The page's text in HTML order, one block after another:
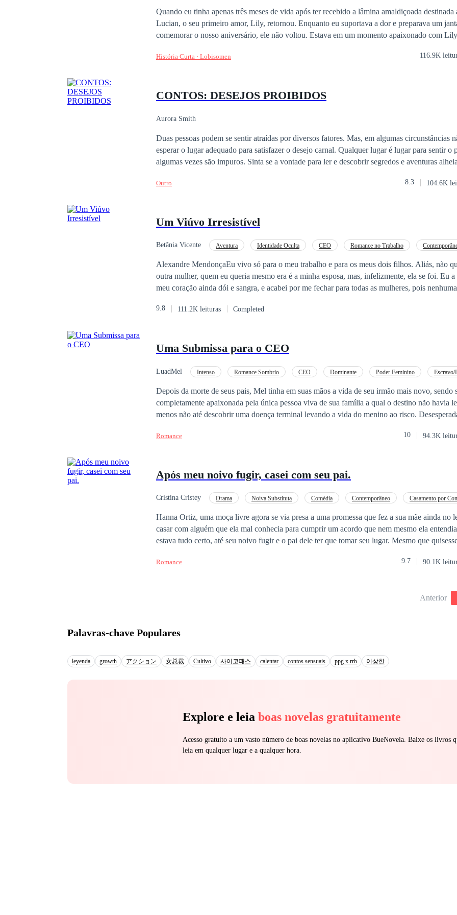
Quando eu tinha apenas três meses de vida após ter recebido a lâmina amaldiçoada
Lucian, o seu primeiro amor, Lily, retornou. Enquanto eu suportava a dor e preparava um
comemorar o nosso aniversário, ele não voltou. Estava em um momento apaixonado com
Fingi não perceber, apenas desempenhei silenciosamente o papel de esposa perfeita e escrevi
História Curta · Lobisomen 116.9K
CONTOS: DESEJOS PROIBIDOS
Aurora Smith
Duas pessoas podem se sentir atraídas por diversos fatores. Mas, em algumas circunstâncias
esperar o lugar adequado para satisfazer o desejo carnal. Qualquer lugar é lugar para sentir o
algumas vezes são impuros. Sinta se a vontade para ler e descobrir segredos e aventuras alheias. * Quer
Outro 8.3 104.6K
Um Viúvo Irresistível
Betânia Vicente Aventura Identidade Oculta CEO Romance no Trabalho
Alexandre MendonçaEu vivo só para o meu trabalho e para os meus dois filhos. Aliás, não quero nenhuma
outra mulher, quem eu queria mesmo era é a minha esposa, mas, infelizmente, ela se foi. Eu
meu coração ainda dói e sangra, e acabei por me fechar para todas as mulheres, pois
voz atrevida e sensual? Eu me perguntava. Até hoje quando recebi uma ligação estranha. O
me deixando louca. Tudo por causa daquele homem lindo de morrer e que aparentava ter um
bate, toco na tela e, quando olho, vejo o senhor ogro na tela do celular, aí, fodeu. Fiquei com
9.8 111.2K leituras Completed
Uma Submissa para o CEO
LuadMel Intenso Romance Sombrio CEO Dominante Poder Feminino
Escravo/
Depois da morte de seus pais, Mel tinha em suas mãos a vida de seu irmão mais novo, sendo
completamente apaixonada pela única pessoa viva de sua família a qual o destino não havia
menos não até descobrir uma doença terminal levando a vida do menino ao risco.
incomum. Levi Santiago era filho de um magnata poderoso e sócio da empresa da família.
dominação poderia ser ruim aos negócios. Uma vez que poucas pessoas ficavam ao seu lado
na cama e nenhum sentimento era depositado, quando estavam ali apenas para lhe servir e dá
disposta a se enquadrar nas suas regras, o deixando a beira da loucura... Não apenas em
perfeita não-submissa.
Romance 10 94.3K
Após meu noivo fugir, casei com seu pai.
Cristina Cristey Drama Noiva Substituta Comédia Contemporâneo
Casamento por
Hanna Ortiz, uma moça livre agora se via presa a uma promessa que fez a sua mãe ainda no
casar com alguém que ela mal conhecia para cumprir um acordo que nem mesmo ela
estava tudo certo, até seu noivo fugir e o pai dele ter que tomar seu lugar. Mesmo que quisesse desistir, muita
senão aceitar o acordo de casamento com Morgan até que seu verdadeiro noivo, David,
doença rara e destrutiva que poderia até deformar o portador, nenhum deles suportava a ideia
parentes passados, também tinha herdado a tal doença, tornando-se uma noiva desfigurada. Agora, ela não é
de tudo por dinheiro. No entanto, Hanna tem anseios bem maiores que dinheiro.
Romance 9.7 90.1K
Anterior
Palavras-chave Populares
leyenda growth アクション 女总裁 Cultivo 사이코패스 calentar contos sensuais ppg x rrb 이상한
Explore e leia boas novelas gratuitamente
Acesso gratuito a um vasto número de boas novelas no aplicativo BueNovela. Baixe os livros
leia em qualquer lugar e a qualquer hora.